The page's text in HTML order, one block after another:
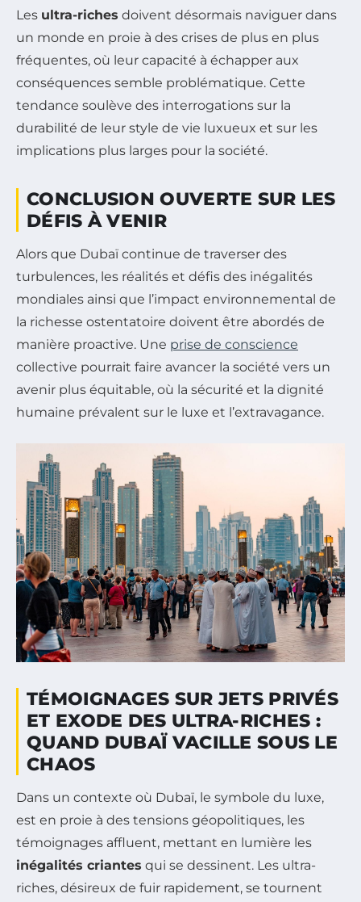
Les ultra-riches doivent désormais naviguer dans
un monde en proie à des crises de plus en plus
fréquentes, où leur capacité à échapper aux
conséquences semble problématique. Cette
tendance soulève des interrogations sur la
durabilité de leur style de vie luxueux et sur les
implications plus larges pour la société.
CONCLUSION OUVERTE SUR LES
DÉFIS À VENIR
Alors que Dubaï continue de traverser des
turbulences, les réalités et défis des inégalités
mondiales ainsi que l’impact environnemental de
la richesse ostentatoire doivent être abordés de
manière proactive. Une prise de conscience
collective pourrait faire avancer la société vers un
avenir plus équitable, où la sécurité et la dignité
humaine prévalent sur le luxe et l’extravagance.
TÉMOIGNAGES SUR JETS PRIVÉS
ET EXODE DES ULTRA-RICHES :
QUAND DUBAÏ VACILLE SOUS LE
CHAOS
Dans un contexte où Dubaï, le symbole du luxe,
est en proie à des tensions géopolitiques, les
témoignages affluent, mettant en lumière les
inégalités criantes qui se dessinent. Les ultra-
riches, désireux de fuir rapidement, se tournent